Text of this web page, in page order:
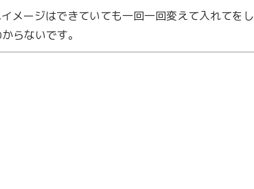
メージはできていても一回一回変えて入れてをし
らないです。